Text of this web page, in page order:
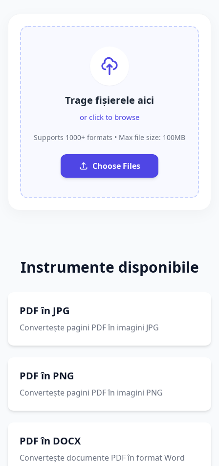
Trage fișierele aici
or click to browse
Supports 1000+ formats • Max file size: 100MB
Choose Files
Instrumente disponibile
PDF în JPG
Convertește pagini PDF în imagini JPG
PDF în PNG
Convertește pagini PDF în imagini PNG
PDF în DOCX
Convertește documente PDF în format Word